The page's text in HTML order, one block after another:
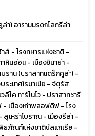
า) อารามมรดกโลกรีล่า
ส์ - โรงทหารแห่งชาติ -
หินอ่อน - เมืองซินาย่า -
ราน (ปราสาทแดร็กคูล่า) -
ะเทศโรมาเนีย - จัตุรัส
โค ทาร์โนโว - ปราสาทซารี
- เมืองเก่าพลอฟดิฟ - โรง
เหร่าโบราณ - เมืองรีล่า -
ธภัณฑ์แห่งชาติบัลแกเรีย -